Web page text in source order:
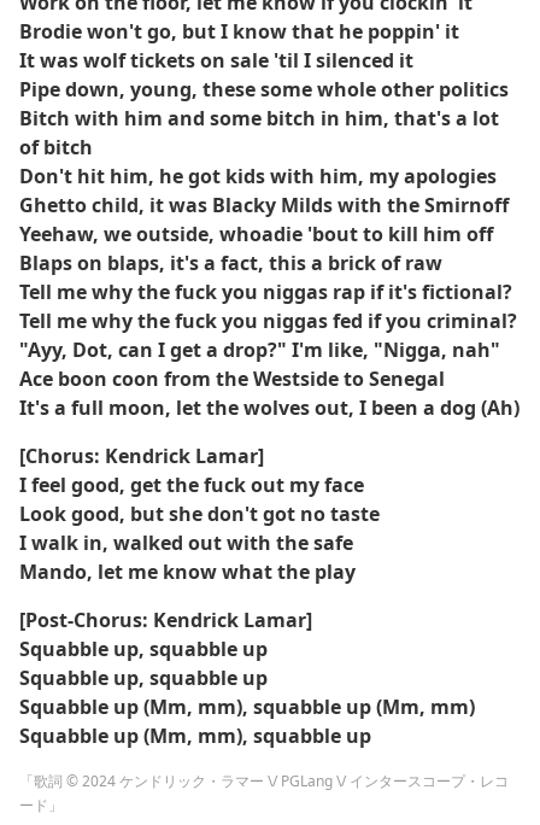
Brodie won't go, but I know that he poppin' it
It was wolf tickets on sale 'til I silenced it
Pipe down, young, these some whole other politics
Bitch with him and some bitch in him, that's a lot
of bitch
Don't hit him, he got kids with him, my apologies
Ghetto child, it was Blacky Milds with the Smirnoff
Yeehaw, we outside, whoadie 'bout to kill him off
Blaps on blaps, it's a fact, this a brick of raw
Tell me why the fuck you niggas rap if it's fictional?
Tell me why the fuck you niggas fed if you criminal?
"Ayy, Dot, can I get a drop?" I'm like, "Nigga, nah"
Ace boon coon from the Westside to Senegal
It's a full moon, let the wolves out, I been a dog (Ah)
[Chorus: Kendrick Lamar]
I feel good, get the fuck out my face
Look good, but she don't got no taste
I walk in, walked out with the safe
Mando, let me know what the play
[Post-Chorus: Kendrick Lamar]
Squabble up, squabble up
Squabble up, squabble up
Squabble up (Mm, mm), squabble up (Mm, mm)
Squabble up (Mm, mm), squabble up
「歌詞 © 2024 ケンドリック・ラマー \/ PGLang \/ インタースコープ・レコ
ード」